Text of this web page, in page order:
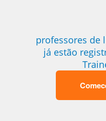
professores de
já estão